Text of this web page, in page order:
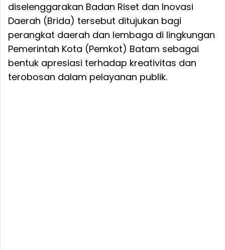
diselenggarakan Badan Riset dan Inovasi
Daerah (Brida) tersebut ditujukan bagi
perangkat daerah dan lembaga di lingkungan
Pemerintah Kota (Pemkot) Batam sebagai
bentuk apresiasi terhadap kreativitas dan
terobosan dalam pelayanan publik.